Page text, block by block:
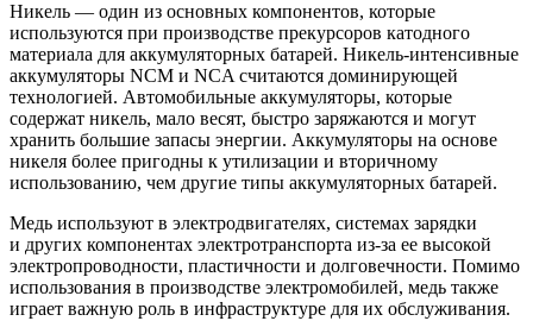
Никель — один из основных компонентов, которые
используются при производстве прекурсоров катодного
материала для аккумуляторных батарей. Никель-интенсивные
аккумуляторы NCM и NCA считаются доминирующей
технологией. Автомобильные аккумуляторы, которые
содержат никель, мало весят, быстро заряжаются и могут
хранить большие запасы энергии. Аккумуляторы на основе
никеля более пригодны к утилизации и вторичному
использованию, чем другие типы аккумуляторных батарей.
Медь используют в электродвигателях, системах зарядки
и других компонентах электротранспорта из-за ее высокой
электропроводности, пластичности и долговечности. Помимо
использования в производстве электромобилей, медь также
играет важную роль в инфраструктуре для их обслуживания.